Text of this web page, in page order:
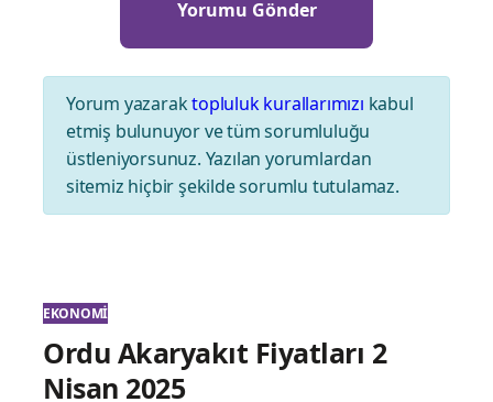
Yorum yazaraktopluluk kurallarımızı kabul
etmiş bulunuyor ve tüm sorumluluğu
üstleniyorsunuz. Yazılan yorumlardan
sitemiz hiçbir şekilde sorumlu tutulamaz.
EKONOMI
Ordu Akaryakıt Fiyatları 2
Nisan 2025